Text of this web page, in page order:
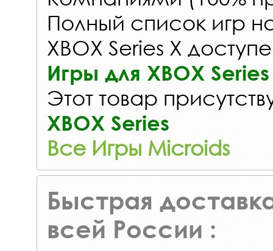
Полный список игр
XBOX Series X
Игры для XBOX
Этот товар
XBOX Series
Все Игры Microids
Быстрая
всей России :